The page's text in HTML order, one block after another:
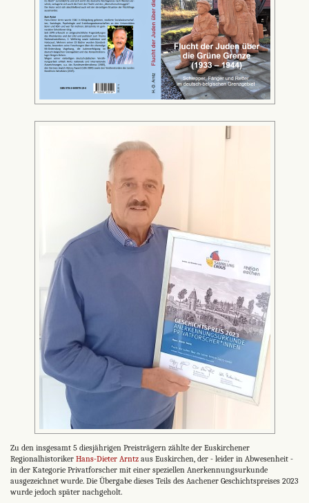
Zu den insgesamt 5 diesjährigen Preisträgern zählte der Euskirchener
Regionalhistoriker Hans-Dieter Arntz aus Euskirchen, der - leider in Abwesenheit -
in der Kategorie Privatforscher mit einer speziellen Anerkennungsurkunde
ausgezeichnet wurde. Die Übergabe dieses Teils des Aachener Geschichtspreises 2023
wurde jedoch später nachgeholt.